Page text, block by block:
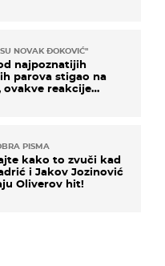
NOVAK ĐOKOVIĆ"
najpoznatijih
parova stigao na
ovakve reakcije
PISMA
kako to zvuči kad
i Jakov Jozinović
Oliverov hit!